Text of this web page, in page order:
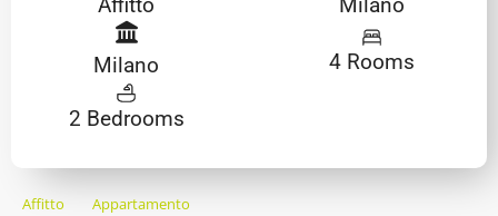
Milano 4 Rooms
2 Bedrooms
Affitto Appartamento